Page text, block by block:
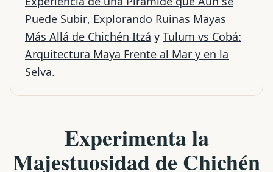
Puede Subir, Explorando Ruinas Mayas
Más Allá de Chichén Itzá y Tulum vs Cobá:
Arquitectura Maya Frente al Mar y en la
Selva.
Experimenta la
Majestuosidad de Chichén